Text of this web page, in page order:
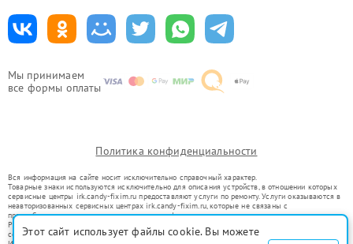
Мы принимаем
все формы оплаты
Политика конфиденциальности
Вся информация на сайте носит исключительно справочный характер.
Товарные знаки используются исключительно для описания устройств, в отношении которых
сервисные центры irk.candy-fixim.ru предоставляют услуги по ремонту. Услуги оказываются в
неавторизованных сервисных центрах irk.candy-fixim.ru, которые не связаны с
правообладателями товарных знаков или их официальными представителями.
Ремонт осуществляется для устройств, уже введенных в гражданский оборот в соответствии
со статьей 1487 ГК РФ.
Этот сайт использует файлы cookie. Вы можете